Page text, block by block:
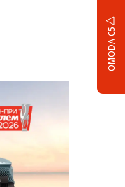
OMODA C5